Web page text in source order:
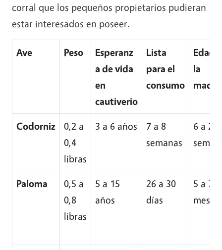
corral que los pequeños propietarios pudieran
estar interesados en poseer.
Ave Peso
Esperanz
a de vida
en
cautiverio
Lista
para el
consumo
Edad a
la
Codorniz
0,2 a
0,4
libras
3 a 6 años
7 a 8
semanas
6 a 20
Paloma
0,5 a
0,8
libras
5 a 15
años
26 a 30
días
5 a 7
meses